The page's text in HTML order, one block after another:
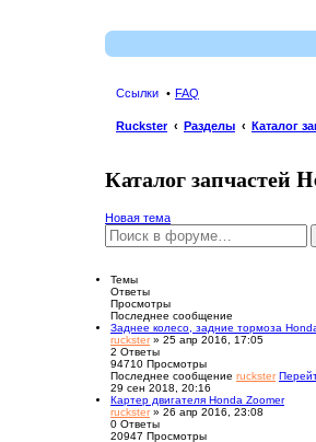
Ссылки FAQ
Ruckster Разделы Каталог
Каталог запчастей
Новая тема
Темы
Ответы
Просмотры
Последнее сообщение
Заднее колесо, задние тормоза
ruckster» 25 апр 2016, 17:05
2 Ответы
94710 Просмотры
Последнее сообщение ruckster
29 сен 2018, 20:16
Картер двигателя Honda Zoomer
ruckster» 26 апр 2016, 23:08
0 Ответы
20947 Просмотры